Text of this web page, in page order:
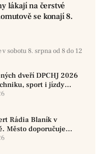
lákají na čerstvé
se konají 8.
sobotu 8. srpna od 8 do 12
dveří DPCHJ 2026
sport i jízdy
vozy
Rádia Blaník v
Město doporučuje